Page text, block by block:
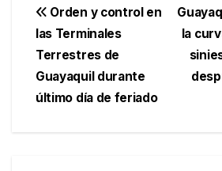
Navegación
de
entradas
la
Orden y control en
las Terminales
Terrestres de
Guayaquil durante
último día de feriado